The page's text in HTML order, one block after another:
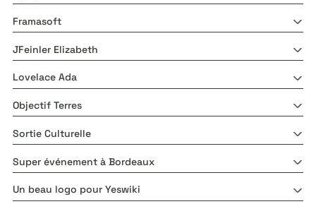
Framasoft
JFeinler Elizabeth
Lovelace Ada
Objectif Terres
Sortie Culturelle
Super événement à Bordeaux
Un beau logo pour Yeswiki